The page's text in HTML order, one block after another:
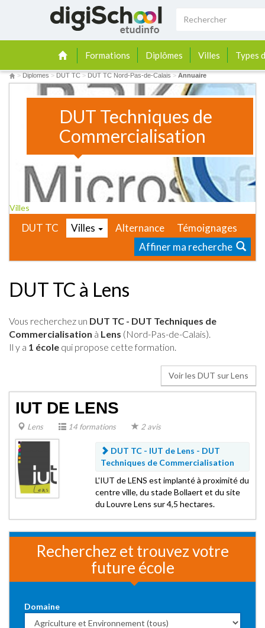
Formations Diplômes Villes Types
> Diplomes > DUT TC > DUT TC Nord-Pas-de-Calais > Annuaire
DUT Techniques de
Commercialisation
Villes
DUT TC Villes Alternance
Témoignages
Affiner ma recherche
DUT TC à Lens
Vous recherchez un DUT TC - DUT Techniques de
Commercialisation à Lens (Nord-Pas-de-Calais).
Il y a 1 école qui propose cette formation.
Voir les DUT sur Lens
IUT DE LENS
Lens 14 formations 2 avis
DUT TC - IUT de Lens - DUT
Techniques de Commercialisation
L'IUT de LENS est implanté à proximité du
centre ville, du stade Bollaert et du site
du Louvre Lens sur 4,5 hectares.
Recherchez et trouvez votre
future école
Domaine